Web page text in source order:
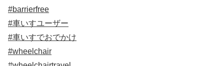
#barrierfree
#車いすユーザー
#車いすでおでかけ
#wheelchair